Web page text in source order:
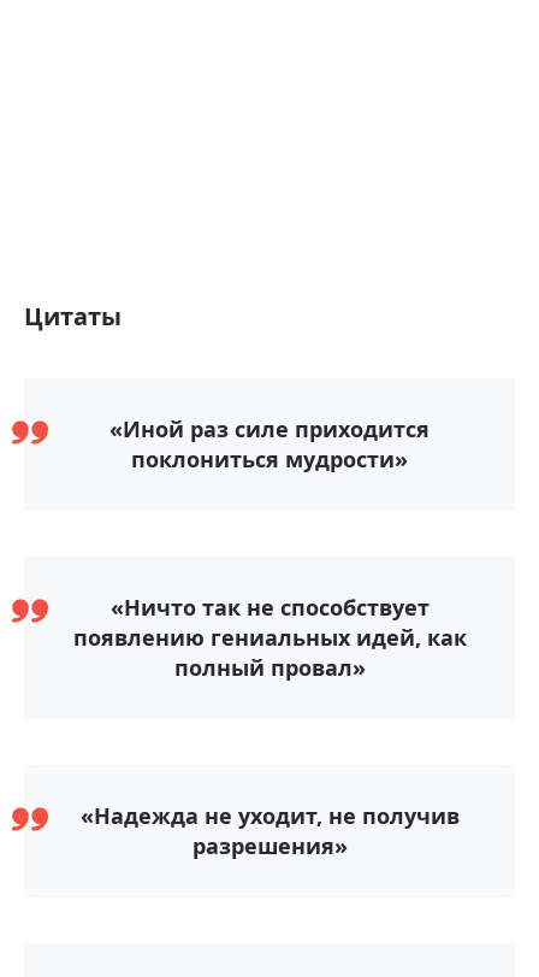
Цитаты
«Иной раз силе приходится
поклониться мудрости»
«Ничто так не способствует
появлению гениальных идей, как
полный провал»
«Надежда не уходит, не получив
разрешения»